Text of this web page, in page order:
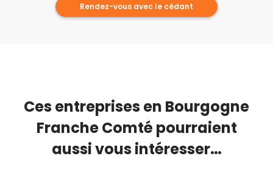
Rendez-vous avec le cédant
Ces entreprises en Bourgogne
Franche Comté pourraient
aussi vous intéresser…